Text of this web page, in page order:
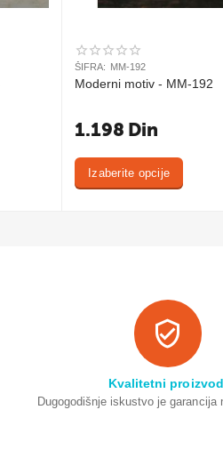
ŠIFRA: MM-192
Moderni motiv - MM-192
1.198 Din
Izaberite opcije
Kvalitetni
Dugogodišnje iskustvo je garancija